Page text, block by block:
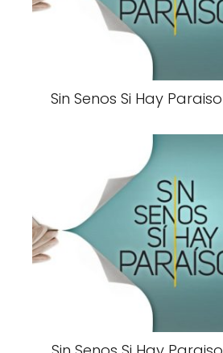
Sin Senos Si Hay